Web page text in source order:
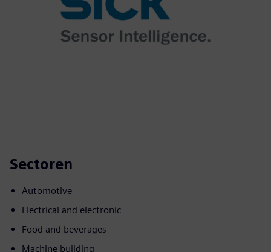
Sectoren
Automotive
Electrical and electronic
Food and beverages
Machine building